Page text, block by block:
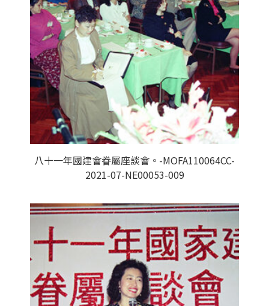
八十一年國建會眷屬座談會。-MOFA110064CC-
2021-07-NE00053-009